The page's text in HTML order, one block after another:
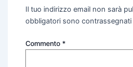
Il tuo indirizzo email non sarà
obbligatori sono contrassegnati
Commento *